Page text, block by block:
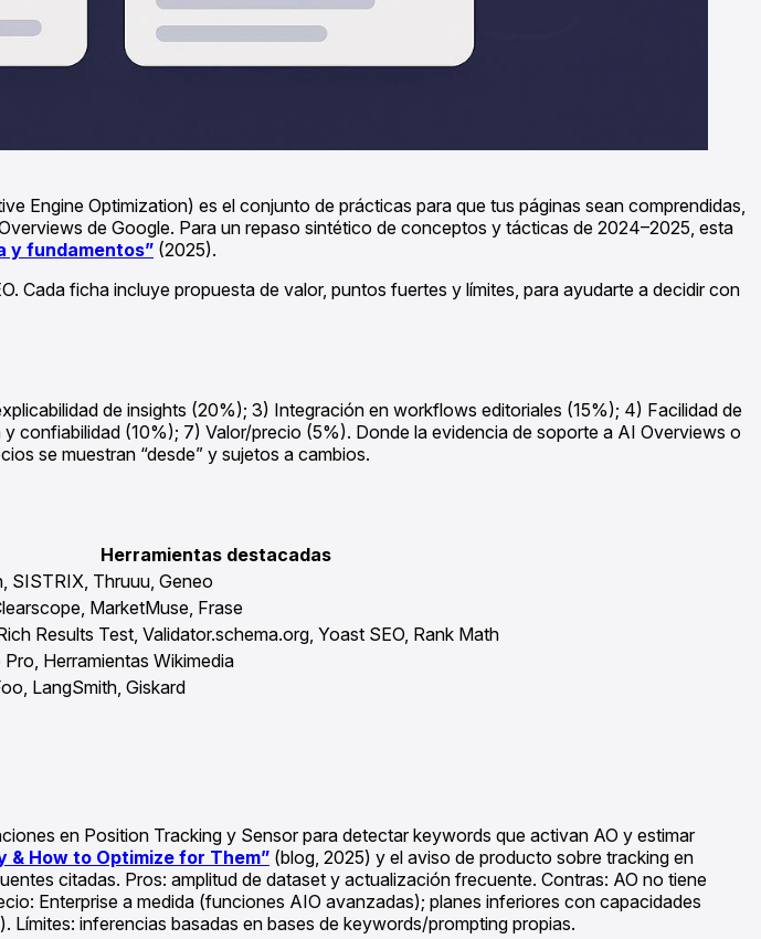
Engine Optimization) es el conjunto de prácticas para que tus páginas sean comprendidas,
de Google. Para un repaso sintético de conceptos y tácticas de 2024–2025, esta
y fundamentos” (2025).
Cada ficha incluye propuesta de valor, puntos fuertes y límites, para ayudarte a decidir con
de insights (20%); 3) Integración en workflows editoriales (15%); 4) Facilidad de
(10%); 7) Valor/precio (5%). Donde la evidencia de soporte a AI Overviews o
se muestran “desde” y sujetos a cambios.
Herramientas destacadas
SISTRIX, Thruuu, Geneo
MarketMuse, Frase
Results Test, Validator.schema.org, Yoast SEO, Rank Math
Pro, Herramientas Wikimedia
LangSmith, Giskard
en Position Tracking y Sensor para detectar keywords que activan AO y estimar
& How to Optimize for Them” (blog, 2025) y el aviso de producto sobre tracking en
citadas. Pros: amplitud de dataset y actualización frecuente. Contras: AO no tiene
Enterprise a medida (funciones AIO avanzadas); planes inferiores con capacidades
inferencias basadas en bases de keywords/prompting propias.